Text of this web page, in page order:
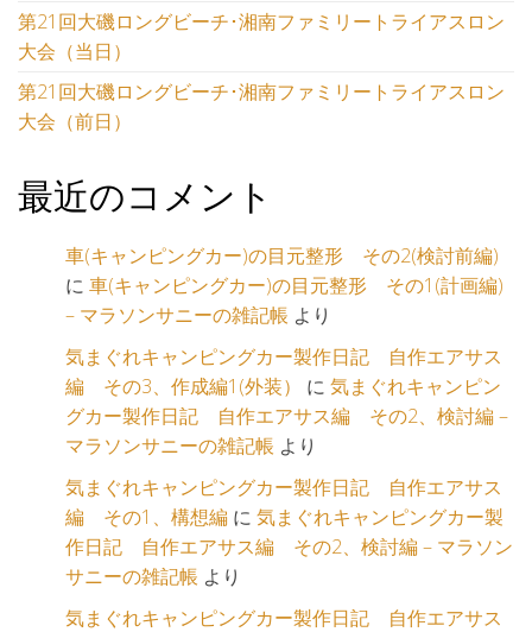
第21回大磯ロングビーチ･湘南ファミリートライアスロン
大会（当日）
第21回大磯ロングビーチ･湘南ファミリートライアスロン
大会（前日）
最近のコメント
車(キャンピングカー)の目元整形 その2(検討前編)
に 車(キャンピングカー)の目元整形 その1(計画編)
– マラソンサニーの雑記帳 より
気まぐれキャンピングカー製作日記 自作エアサス
編 その3、作成編1(外装）
に 気まぐれキャンピン
グカー製作日記 自作エアサス編 その2、検討編 –
マラソンサニーの雑記帳 より
気まぐれキャンピングカー製作日記 自作エアサス
編 その1、構想編 に 気まぐれキャンピングカー製
作日記 自作エアサス編 その2、検討編 – マラソン
サニーの雑記帳 より
気まぐれキャンピングカー製作日記 自作エアサス